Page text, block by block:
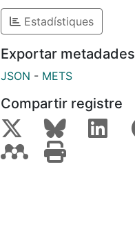
Estadístiques
Exportar metadades
JSON - METS
Compartir registre